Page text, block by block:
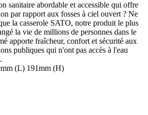
sanitaire abordable et accessible qui offre
par rapport aux fosses à ciel ouvert ? Ne
la casserole SATO, notre produit le plus
la vie de millions de personnes dans le
apporte fraîcheur, confort et sécurité aux
publiques qui n'ont pas accès à l'eau
(L) 191mm (H)